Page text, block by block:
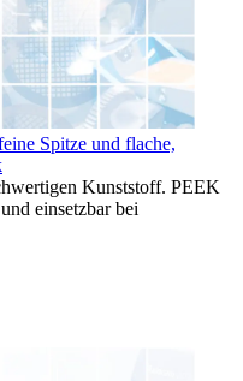
Spitze und flache,
Kunststoff. PEEK
einsetzbar bei